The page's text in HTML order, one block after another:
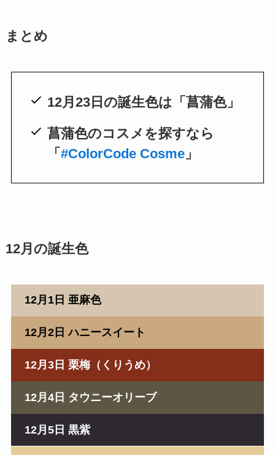
まとめ
12月23日の誕生色は「菖蒲色」
菖蒲色のコスメを探すなら
「#ColorCode Cosme 」
12月の誕生色
12月1日 亜麻色
12月2日 ハニースイート
12月3日 栗梅（くりうめ）
12月4日 タウニーオリーブ
12月5日 黒紫